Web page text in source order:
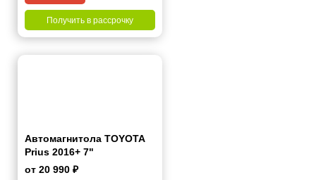
Получить в рассрочку
Автомагнитола TOYOTA
Prius 2016+ 7"
от 20 990 ₽